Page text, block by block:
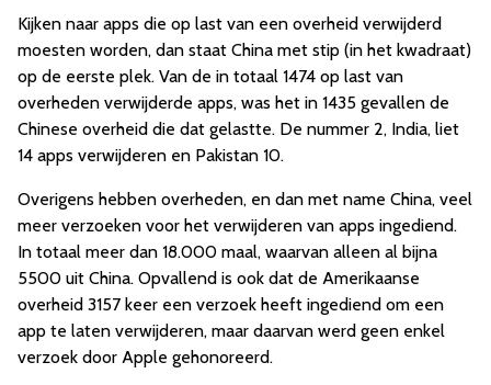
Kijken naar apps die op last van een overheid verwijderd
moesten worden, dan staat China met stip (in het kwadraat)
op de eerste plek. Van de in totaal 1474 op last van
overheden verwijderde apps, was het in 1435 gevallen de
Chinese overheid die dat gelastte. De nummer 2, India, liet
14 apps verwijderen en Pakistan 10.
Overigens hebben overheden, en dan met name China, veel
meer verzoeken voor het verwijderen van apps ingediend.
In totaal meer dan 18.000 maal, waarvan alleen al bijna
5500 uit China. Opvallend is ook dat de Amerikaanse
overheid 3157 keer een verzoek heeft ingediend om een
app te laten verwijderen, maar daarvan werd geen enkel
verzoek door Apple gehonoreerd.